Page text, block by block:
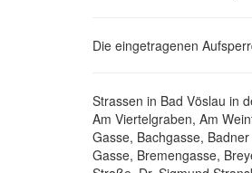
Die eingetragenen
Strassen in Bad Vöslau in
Am Viertelgraben, Am
Gasse, Bachgasse,
Gasse, Bremengasse,